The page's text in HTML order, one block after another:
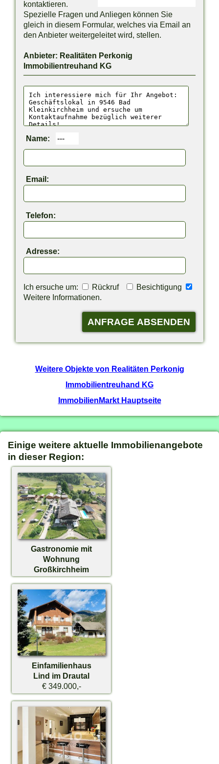
kontaktieren.
Spezielle Fragen und Anliegen können Sie
gleich in diesem Formular, welches via Email an
den Anbieter weitergeleitet wird, stellen.
Anbieter: Realitäten Perkonig
Immobilientreuhand KG
Name:
Email:
Telefon:
Adresse:
Ich ersuche um: Rückruf
Besichtigung
Weitere Informationen.
Weitere Objekte von Realitäten Perkonig
Immobilientreuhand KG
ImmobilienMarkt Hauptseite
Einige weitere aktuelle Immobilienangebote
in dieser Region:
Gastronomie mit
Wohnung
Großkirchheim
auf Anfrage
Einfamilienhaus
Lind im Drautal
€ 349.000,-